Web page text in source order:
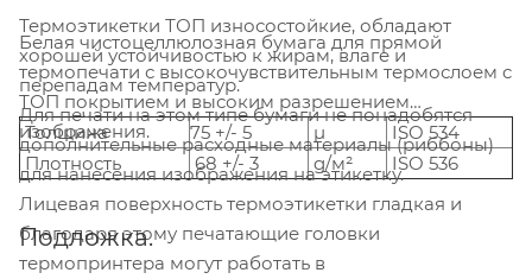
Термоэтикетки ТОП износостойкие, обладают
хорошей устойчивостью к жирам, влаге и
перепадам температур.
Для печати на этом типе бумаги не понадобятся
дополнительные расходные материалы (риббоны)
для нанесения изображения на этикетку.
Лицевая поверхность термоэтикетки гладкая и
благодаря этому печатающие головки
термопринтера могут работать в
Белая чистоцеллюлозная бумага для прямой
термопечати с высокочувствительным термослоем c
ТОП покрытием и высоким разрешением
изображения.
Толщина 75 +/- 5 µ
ISO 534
Плотность
68 +/- 3 g/м² ISO 536
Подложка.